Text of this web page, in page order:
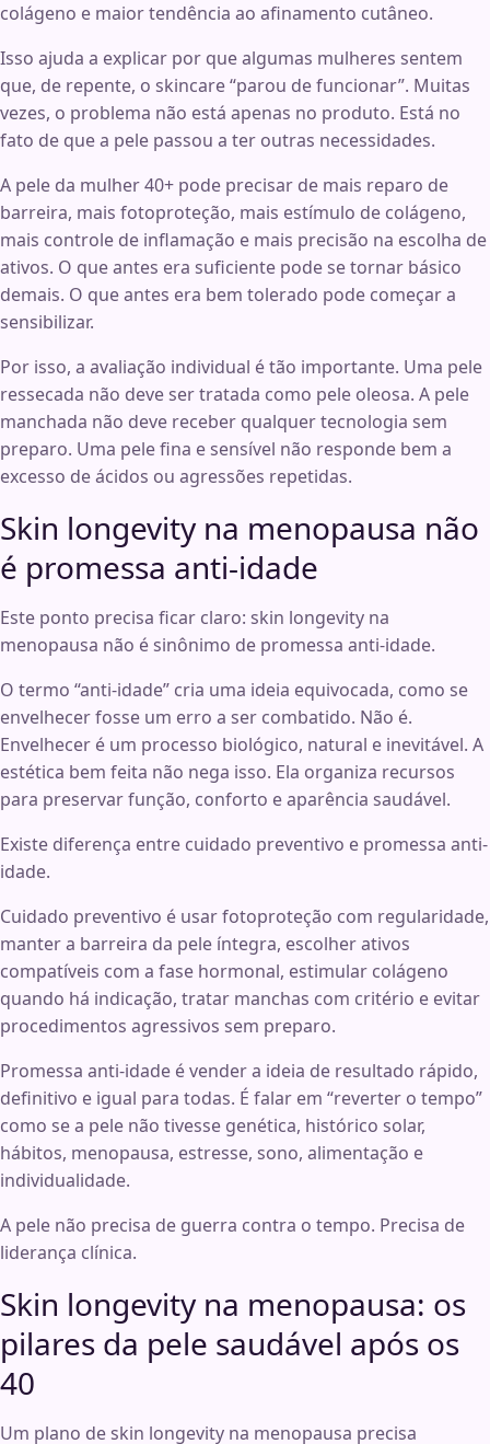
colágeno e maior tendência ao afinamento cutâneo.
Isso ajuda a explicar por que algumas mulheres sentem
que, de repente, o skincare “parou de funcionar”. Muitas
vezes, o problema não está apenas no produto. Está no
fato de que a pele passou a ter outras necessidades.
A pele da mulher 40+ pode precisar de mais reparo de
barreira, mais fotoproteção, mais estímulo de colágeno,
mais controle de inflamação e mais precisão na escolha de
ativos. O que antes era suficiente pode se tornar básico
demais. O que antes era bem tolerado pode começar a
sensibilizar.
Por isso, a avaliação individual é tão importante. Uma pele
ressecada não deve ser tratada como pele oleosa. A pele
manchada não deve receber qualquer tecnologia sem
preparo. Uma pele fina e sensível não responde bem a
excesso de ácidos ou agressões repetidas.
Skin longevity na menopausa não
é promessa anti-idade
Este ponto precisa ficar claro: skin longevity na
menopausa não é sinônimo de promessa anti-idade.
O termo “anti-idade” cria uma ideia equivocada, como se
envelhecer fosse um erro a ser combatido. Não é.
Envelhecer é um processo biológico, natural e inevitável. A
estética bem feita não nega isso. Ela organiza recursos
para preservar função, conforto e aparência saudável.
Existe diferença entre cuidado preventivo e promessa anti-
idade.
Cuidado preventivo é usar fotoproteção com regularidade,
manter a barreira da pele íntegra, escolher ativos
compatíveis com a fase hormonal, estimular colágeno
quando há indicação, tratar manchas com critério e evitar
procedimentos agressivos sem preparo.
Promessa anti-idade é vender a ideia de resultado rápido,
definitivo e igual para todas. É falar em “reverter o tempo”
como se a pele não tivesse genética, histórico solar,
hábitos, menopausa, estresse, sono, alimentação e
individualidade.
A pele não precisa de guerra contra o tempo. Precisa de
liderança clínica.
Skin longevity na menopausa: os
pilares da pele saudável após os
40
Um plano de skin longevity na menopausa precisa